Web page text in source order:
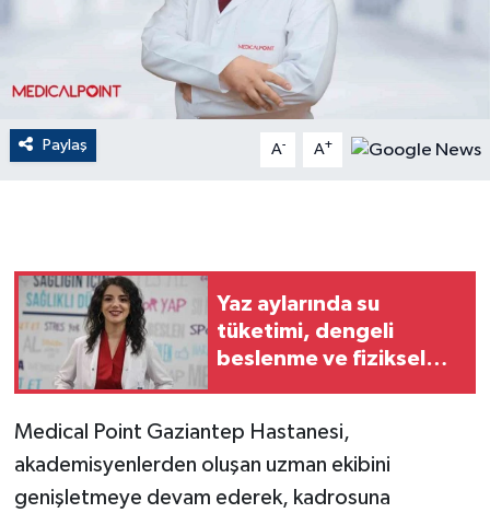
Paylaş A- A+
Yaz aylarında su
tüketimi, dengeli
beslenme ve fiziksel
Medical Point Gaziantep Hastanesi,
akademisyenlerden oluşan uzman ekibini
genişletmeye devam ederek, kadrosuna
English News
Finans
Flaş Haber
GÜNDEM
Güvenlik
İNSAN